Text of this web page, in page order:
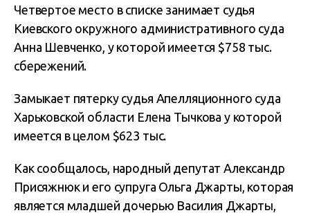
Четвертое место в списке занимает судья
Киевского окружного административного суда
Анна Шевченко, у которой имеется $758 тыс.
сбережений.
Замыкает пятерку судья Апелляционного суда
Харьковской области Елена Тычкова у которой
имеется в целом $623 тыс.
Как сообщалось, народный депутат Александр
Присяжнюк и его супруга Ольга Джарты, которая
является младшей дочерью Василия Джарты,